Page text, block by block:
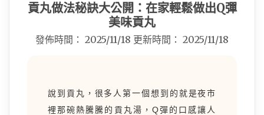
貢丸做法秘訣大公開：在家輕鬆做出Q彈
美味貢丸
發佈時間： 2025/11/18 更新時間： 2025/11/18
說到貢丸，很多人第一個想到的就是夜市
裡那碗熱騰騰的貢丸湯，Q彈的口感讓人